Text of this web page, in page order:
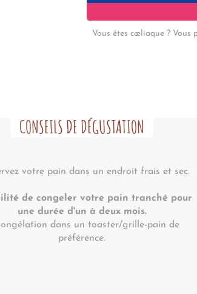
Vous êtes cœliaque ? Vous
CONSEILS DE DÉGUSTATION
votre pain dans un endroit frais et sec.
de congeler votre pain tranché pour
une durée d'un à deux mois.
dans un toaster/grille-pain de
préférence.